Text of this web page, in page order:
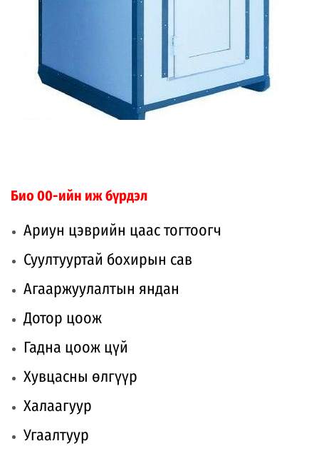
Био 00-ийн иж бүрдэл
Ариун цэврийн цаас тогтоогч
Суултууртай бохирын сав
Агааржуулалтын яндан
Дотор цоож
Гадна цоож цүй
Хувцасны өлгүүр
Халаагуур
Угаалтуур